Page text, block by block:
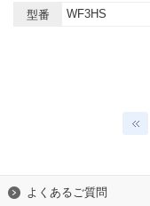
型番 WF3HS
よくあるご質問